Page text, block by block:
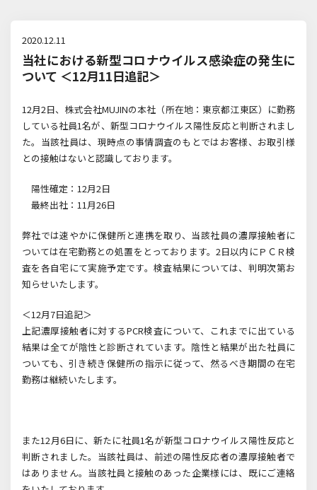
2020.12.11
当社における新型コロナウイルス感染症の発生に
ついて ＜12月11日追記＞
12月2日、株式会社MUJINの本社（所在地：東京都江東区）に勤務
している社員1名が、新型コロナウイルス陽性反応と判断されまし
た。当該社員は、現時点の事情調査のもとではお客様、お取引様
との接触はないと認識しております。
陽性確定：12月2日
最終出社：11月26日
弊社では速やかに保健所と連携を取り、当該社員の濃厚接触者に
ついては在宅勤務との処置をとっております。2日以内にＰＣＲ検
査を各自宅にて実施予定です。検査結果については、判明次第お
知らせいたします。
＜12月7日追記＞
上記濃厚接触者に対するPCR検査について、これまでに出ている
結果は全てが陰性と診断されています。陰性と結果が出た社員に
ついても、引き続き保健所の指示に従って、然るべき期間の在宅
勤務は継続いたします。
また12月6日に、新たに社員1名が新型コロナウイルス陽性反応と
判断されました。当該社員は、前述の陽性反応者の濃厚接触者で
はありません。当該社員と接触のあった企業様には、既にご連絡